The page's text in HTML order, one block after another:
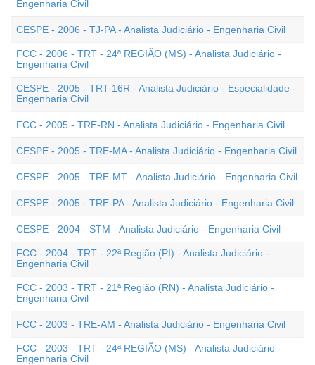
Engenharia Civil
CESPE - 2006 - TJ-PA - Analista Judiciário - Engenharia Civil
FCC - 2006 - TRT - 24ª REGIÃO (MS) - Analista Judiciário -
Engenharia Civil
CESPE - 2005 - TRT-16R - Analista Judiciário - Especialidade -
Engenharia Civil
FCC - 2005 - TRE-RN - Analista Judiciário - Engenharia Civil
CESPE - 2005 - TRE-MA - Analista Judiciário - Engenharia Civil
CESPE - 2005 - TRE-MT - Analista Judiciário - Engenharia Civil
CESPE - 2005 - TRE-PA - Analista Judiciário - Engenharia Civil
CESPE - 2004 - STM - Analista Judiciário - Engenharia Civil
FCC - 2004 - TRT - 22ª Região (PI) - Analista Judiciário -
Engenharia Civil
FCC - 2003 - TRT - 21ª Região (RN) - Analista Judiciário -
Engenharia Civil
FCC - 2003 - TRE-AM - Analista Judiciário - Engenharia Civil
FCC - 2003 - TRT - 24ª REGIÃO (MS) - Analista Judiciário -
Engenharia Civil